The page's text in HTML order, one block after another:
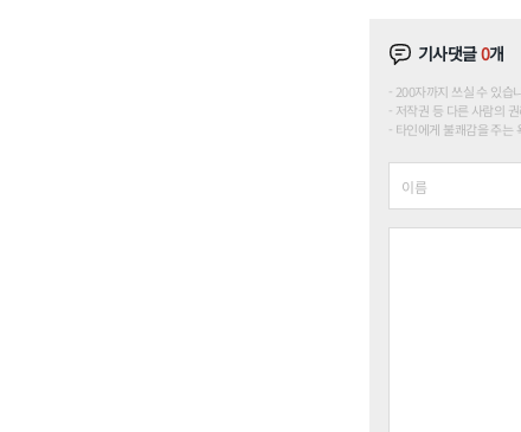
기사댓글0개
200자까지 쓰실 수 있
저작권 등 다른 사람의
타인에게 불쾌감을 주는